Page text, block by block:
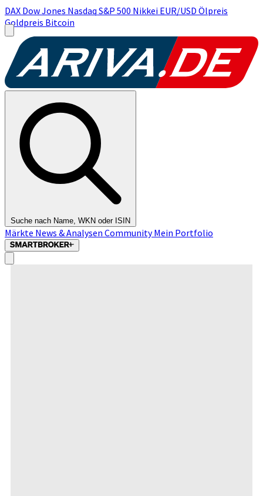
DAX Dow Jones Nasdaq S&P 500 Nikkei EUR/USD Ölpreis
Goldpreis Bitcoin
Suche nach Name, WKN oder ISIN
Märkte News & Analysen CommunityMein Portfolio